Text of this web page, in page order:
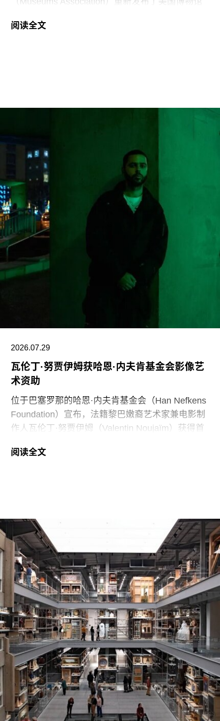
月20日发表的一份声明，强烈谴责针对美国“国家
政府还发布了一份长达162页的报告，批评史密森
基本使命”。
美国博物馆联盟在声明中表示：“我们谴责特朗普政
府持续攻击史密森尼学会，以及那些负责保存、研
究和诠释美国历史、艺术、科学与文化的博物馆专
业人士。将博物馆如何呈现历史、艺术、科学、文
化及自然世界的方式政治化，并对从事这项工作的
博物馆专业人员进行人身攻击，正在威胁全国博物
馆的完整性与独立性。”
在2025年3月签署的一项行政命令中，特朗普批评
史密森尼学会宣扬“将美国和西方价值观描绘成有害
且具有压迫性的叙事”。同年8月，白宫官网刊登的
性”。
试图介入史密森尼学会董事会新成员的任命程序，
相关任命工作被刻意放缓。
阅读全文
2026.07.29
瓦伦丁·努贾伊姆获哈恩·内夫肯基金会影像艺
术资助
位于巴塞罗那的哈恩·内夫肯基金会（Han Nefkens
Foundation）宣布，法籍黎巴嫩裔艺术家兼电影制
作人瓦伦丁·努贾伊姆（Valentin Noujaïm）获得首
在支持地中海沿岸地区艺术家创作新的影像艺术作
文电影的形式探讨由权力与崩塌塑造的建筑空间。
他的作品将城市空间视为承载着记忆、监视与控制
体系的活体。他常驻巴黎和雅典，其作品曾在纽约
现代艺术博物馆和伦敦当代艺术中心展出。
哈恩·内夫肯基金会是一家专注于影像艺术创作的非
营利组织，致力于扶持新兴及中生代影像艺术家。
基金会主要通过资助和委任创作，在全球范围内支
持影像新作品的创作。
阅读全文